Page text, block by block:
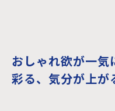
おしゃれ欲が一気
彩る、気分が上が